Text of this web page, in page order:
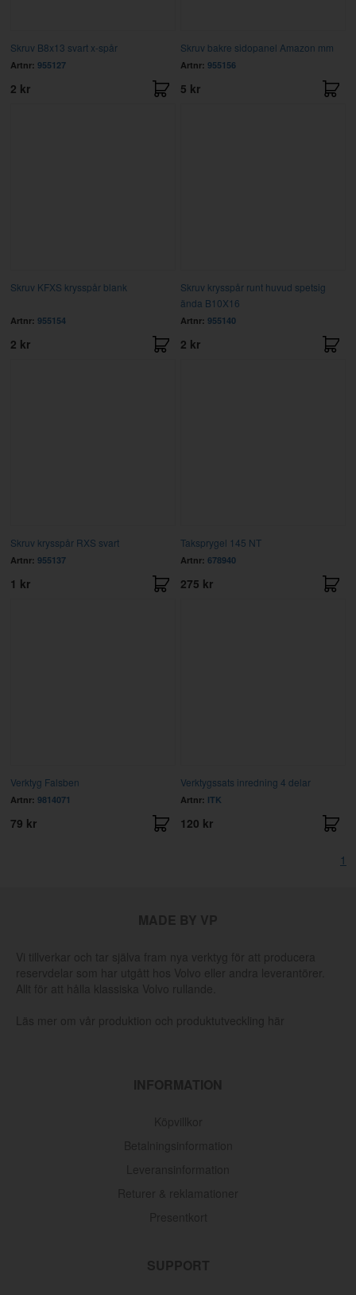
Skruv B8x13 svart x-spår
Artnr: 955127
2 kr
Skruv bakre sidopanel Amazon mm
Artnr: 955156
5 kr
Skruv KFXS krysspår blank
Artnr: 955154
2 kr
Skruv krysspår runt huvud spetsig
ända B10X16
Artnr: 955140
2 kr
Skruv krysspår RXS svart
Artnr: 955137
1 kr
Taksprygel 145 NT
Artnr: 678940
275 kr
Verktyg Falsben
Artnr: 9814071
79 kr
Verktygssats inredning 4 delar
Artnr: ITK
120 kr
1